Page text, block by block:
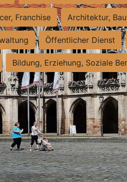
Franchise Architektur,
Öffentlicher Dienst
Bildung, Erziehung, Soziale